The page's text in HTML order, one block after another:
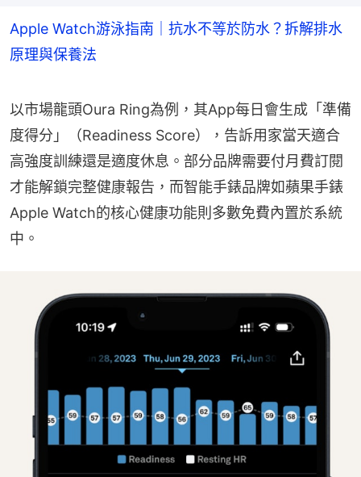
Apple Watch游泳指南｜抗水不等於防水？拆解排水
原理與保養法
以市場龍頭Oura Ring為例，其App每日會生成「準備
度得分」（Readiness Score），告訴用家當天適合
高強度訓練還是適度休息。部分品牌需要付月費訂閱
才能解鎖完整健康報告，而智能手錶品牌如蘋果手錶
Apple Watch的核心健康功能則多數免費內置於系統
中。